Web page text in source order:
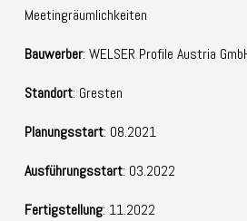
Meetingräumlichkeiten
Bauwerber: WELSER Profile Austria
Standort: Gresten
Planungsstart: 08.2021
Ausführungsstart: 03.2022
Fertigstellung: 11.2022